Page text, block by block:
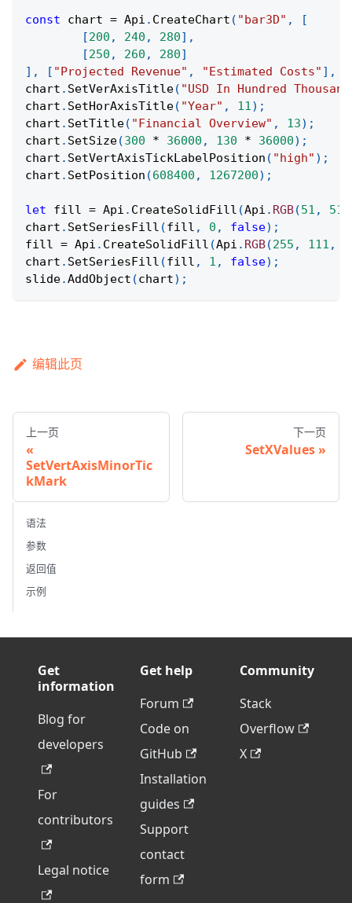
const chart = Api . CreateChart ( "bar3D" ,
[
[200 , 240 , 280] ,
[250 , 260 , 280]
] , [ "Projected Revenue" , "Estimated Costs" ] ,
chart . SetVerAxisTitle( "USD In Hundred
chart . SetHorAxisTitle( "Year" , 11) ;
chart . SetTitle( "Financial Overview" , 13) ;
chart . SetSize(300 * 36000 , 130 * 36000) ;
chart . SetVertAxisTickLabelPosition ( "high" ) ;
chart . SetPosition (608400 , 1267200) ;
let fill = Api . CreateSolidFill (Api . RGB(51 , 51
chart . SetSeriesFill (fill , 0 , false) ;
fill = Api . CreateSolidFill (Api . RGB(255 , 111 ,
chart . SetSeriesFill (fill , 1 , false) ;
slide.AddObject (chart) ;
编辑此页
上一页
SetVertAxisMinorTic
kMark
下一页
SetXValues
语法
参数
返回值
示例
Get
information
Blog for
developers
For
contributors
Legal notice
Get help
Forum
Code on
GitHub
Installation
guides
Support
contact
form
Community
Stack
Overflow
X